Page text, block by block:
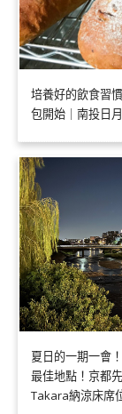
培養好的飲食習
包開始｜南投日
夏日的一期一會
最佳地點！京都
Takara納涼床席